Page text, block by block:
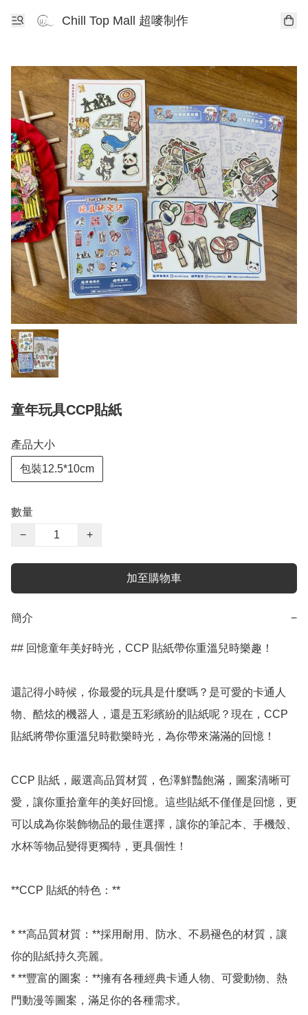
Chill Top Mall 超嘜制作
童年玩具CCP貼紙
產品大小
包裝12.5*10cm
數量
−
+
加至購物車
簡介 −
## 回憶童年美好時光，CCP 貼紙帶你重溫兒時樂趣！
還記得小時候，你最愛的玩具是什麼嗎？是可愛的卡通人
物、酷炫的機器人，還是五彩繽紛的貼紙呢？現在，CCP
貼紙將帶你重溫兒時歡樂時光，為你帶來滿滿的回憶！
CCP 貼紙，嚴選高品質材質，色澤鮮豔飽滿，圖案清晰可
愛，讓你重拾童年的美好回憶。這些貼紙不僅僅是回憶，更
可以成為你裝飾物品的最佳選擇，讓你的筆記本、手機殼、
水杯等物品變得更獨特，更具個性！
**CCP 貼紙的特色：**
* **高品質材質：**採用耐用、防水、不易褪色的材質，讓
你的貼紙持久亮麗。
* **豐富的圖案：**擁有各種經典卡通人物、可愛動物、熱
門動漫等圖案，滿足你的各種需求。